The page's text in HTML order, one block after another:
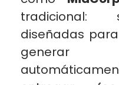
tradicional:
diseñadas
generar